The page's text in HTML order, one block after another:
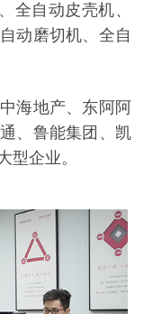
全自动皮壳机、
动磨切机、全自
海地产、东阿阿
、鲁能集团、凯
型企业。